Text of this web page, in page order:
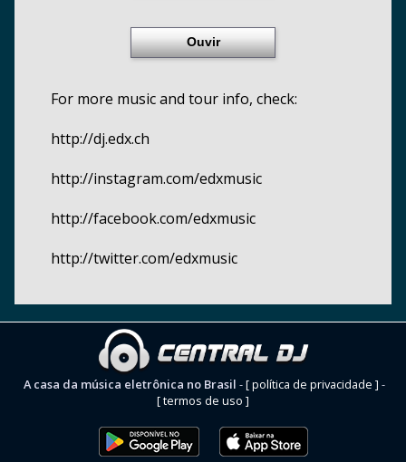
Ouvir
For more music and tour info, check:
http://dj.edx.ch
http://instagram.com/edxmusic
http://facebook.com/edxmusic
http://twitter.com/edxmusic
A casa da música eletrônica no Brasil -[ política de privacidade ] -
[ termos de uso ]